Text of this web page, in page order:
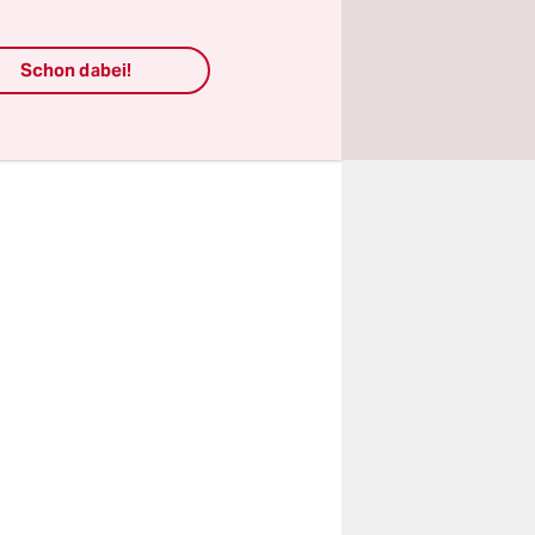
Schon dabei!